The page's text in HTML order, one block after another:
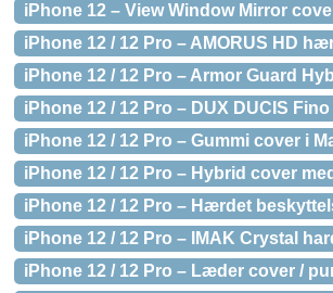
iPhone 12 – View Window Mirror
iPhone 12 / 12 Pro – AMORUS HD
iPhone 12 / 12 Pro – Armor Guard
iPhone 12 / 12 Pro – DUX DUCIS
iPhone 12 / 12 Pro – Gummi cover i
iPhone 12 / 12 Pro – Hybrid cover
iPhone 12 / 12 Pro – Hærdet
iPhone 12 / 12 Pro – IMAK Crystal
iPhone 12 / 12 Pro – Læder cover /